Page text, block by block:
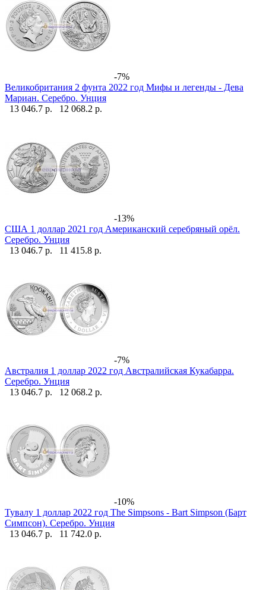
-7%
Великобритания 2 фунта 2022 год Мифы и легенды - Дева
Мариан. Серебро. Унция
13 046.7 р.
12 068.2 р.
-13%
США 1 доллар 2021 год Американский серебряный орёл.
Серебро. Унция
13 046.7 р.
11 415.8 р.
-7%
Австралия 1 доллар 2022 год Австралийская Кукабарра.
Серебро. Унция
13 046.7 р.
12 068.2 р.
-10%
Тувалу 1 доллар 2022 год The Simpsons - Bart Simpson (Барт
Симпсон). Серебро. Унция
13 046.7 р.
11 742.0 р.